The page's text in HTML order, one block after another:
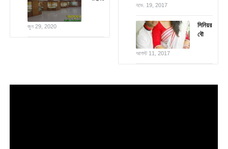
জুন 29, 2020
নভে. 19, 2017
সিনিয়র
বৌ
আগস্ট 11, 2017